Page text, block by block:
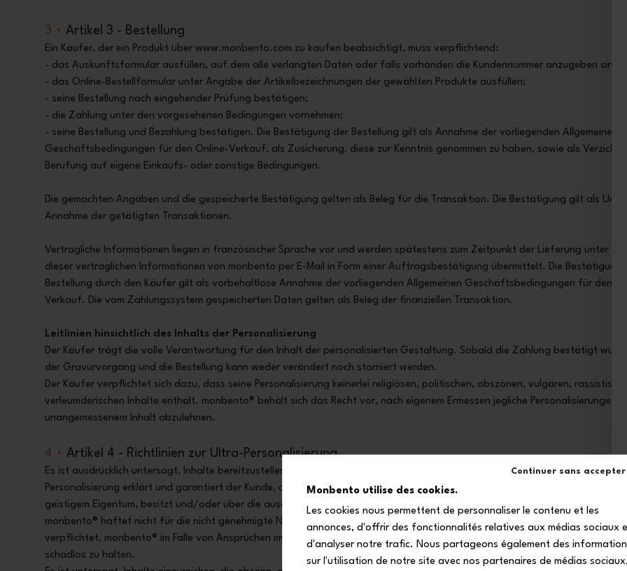
Continuer sans accepter
Monbento utilise des cookies.
Les cookies nous permettent de personnaliser le contenu et les
annonces, d'offrir des fonctionnalités relatives aux médias sociaux
d'analyser notre trafic. Nous partageons également des
sur l'utilisation de notre site avec nos partenaires de médias sociaux,
3 • Artikel 3 - Bestellung
Ein Käufer, der ein Produkt über www.monbento.com zu kaufen beabsichtigt, muss verpflichtend:
- das Auskunftsformular ausfüllen, auf dem alle verlangten Daten oder falls vorhanden die Kundennummer anzugeben sind;
- das Online-Bestellformular unter Angabe der Artikelbezeichnungen der gewählten Produkte ausfüllen;
- seine Bestellung nach eingehender Prüfung bestätigen;
- die Zahlung unter den vorgesehenen Bedingungen vornehmen;
- seine Bestellung und Bezahlung bestätigen. Die Bestätigung der Bestellung gilt als Annahme der vorliegenden Allgemeinen
Geschäftsbedingungen für den Online-Verkauf, als Zusicherung, diese zur Kenntnis genommen zu haben, sowie als Verzicht
Berufung auf eigene Einkaufs- oder sonstige Bedingungen.
Die gemachten Angaben und die gespeicherte Bestätigung gelten als Beleg für die Transaktion. Die Bestätigung gilt als
Annahme der getätigten Transaktionen.
Vertragliche Informationen liegen in französischer Sprache vor und werden spätestens zum Zeitpunkt der Lieferung unter
dieser vertraglichen Informationen von monbento per E-Mail in Form einer Auftragsbestätigung übermittelt. Die Bestätigung
Bestellung durch den Käufer gilt als vorbehaltlose Annahme der vorliegenden Allgemeinen Geschäftsbedingungen für den
Verkauf. Die vom Zahlungssystem gespeicherten Daten gelten als Beleg der finanziellen Transaktion.
Leitlinien hinsichtlich des Inhalts der Personalisierung
Der Käufer trägt die volle Verantwortung für den Inhalt der personalisierten Gestaltung. Sobald die Zahlung bestätigt
der Gravurvorgang und die Bestellung kann weder verändert noch storniert werden.
Der Käufer verpflichtet sich dazu, dass seine Personalisierung keinerlei religiösen, politischen, obszönen, vulgären,
verleumderischen Inhalte enthält. monbento® behält sich das Recht vor, nach eigenem Ermessen jegliche Personalisierungen
unangemessenem Inhalt abzulehnen.
4 • Artikel 4 - Richtlinien zur Ultra-Personalisierung
Es ist ausdrücklich untersagt, Inhalte bereitzustellen, die die Eigentumsrechte Dritter verletzen. Mit der Einreichung eines Bildes
Personalisierung erklärt und garantiert der Kunde, dass er alle erforderlichen Rechte, einschließlich Urheberrechte und Rechte
geistigem Eigentum, besitzt und/oder über die ausdrückliche Genehmigung des Rechteinhabers zur Nutzung des Bildes
monbento® haftet nicht für die nicht genehmigte Nutzung eines Bildes durch den Kunden, der damit einverstanden ist und
verpflichtet, monbento® im Falle von Ansprüchen im Zusammenhang mit der Verletzung von Rechten an geistigem Eigentum
schadlos zu halten.